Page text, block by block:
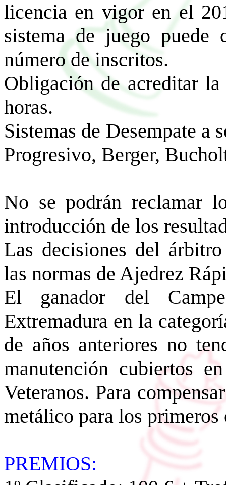
licencia en vigor en el
sistema de juego puede
número de inscritos.
Obligación de acreditar
horas.
Sistemas de Desempate a
Progresivo, Berger,
No se podrán reclamar
introducción de los
Las decisiones del
las normas de Ajedrez
El ganador del
Extremadura en la
de años anteriores no
manutención cubiertos
Veteranos. Para
metálico para los
PREMIOS: